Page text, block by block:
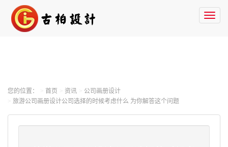
您的位置： 首页 资讯
公司画册设计
旅游公司画册设计公司选择的时候考虑什么 为你解答这个问题